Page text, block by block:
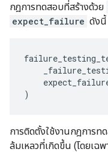
กฎการทดสอบที่สร้างด้วย
expect_failure ดังนี้
)
การติดตั้งใช้งานกฎการ
ล้มเหลวที่เกิดขึ้น (โดยเฉ